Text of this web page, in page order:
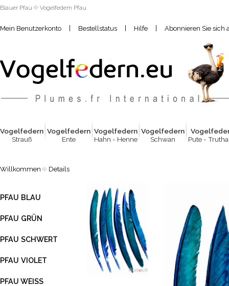
Blauer Pfau Vogelfedern Pfau
Mein Benutzerkonto | Bestellstatus | Hilfe | Abonnieren Sie sich
Vogelfedern
Strauß
Vogelfedern
Ente
Vogelfedern
Hahn - Henne
Vogelfedern
Schwan
Vogelfede
Pute -
Willkommen Details
PFAU BLAU
PFAU GRÜN
PFAU SCHWERT
PFAU VIOLET
PFAU WEISS